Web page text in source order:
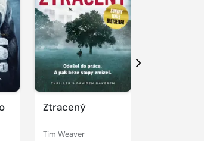
Ztracený
Tim Weaver
Další